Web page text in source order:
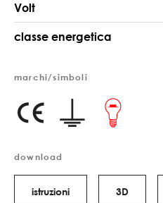
Volt
classe energetica
marchi/simboli
download
istruzioni 3D